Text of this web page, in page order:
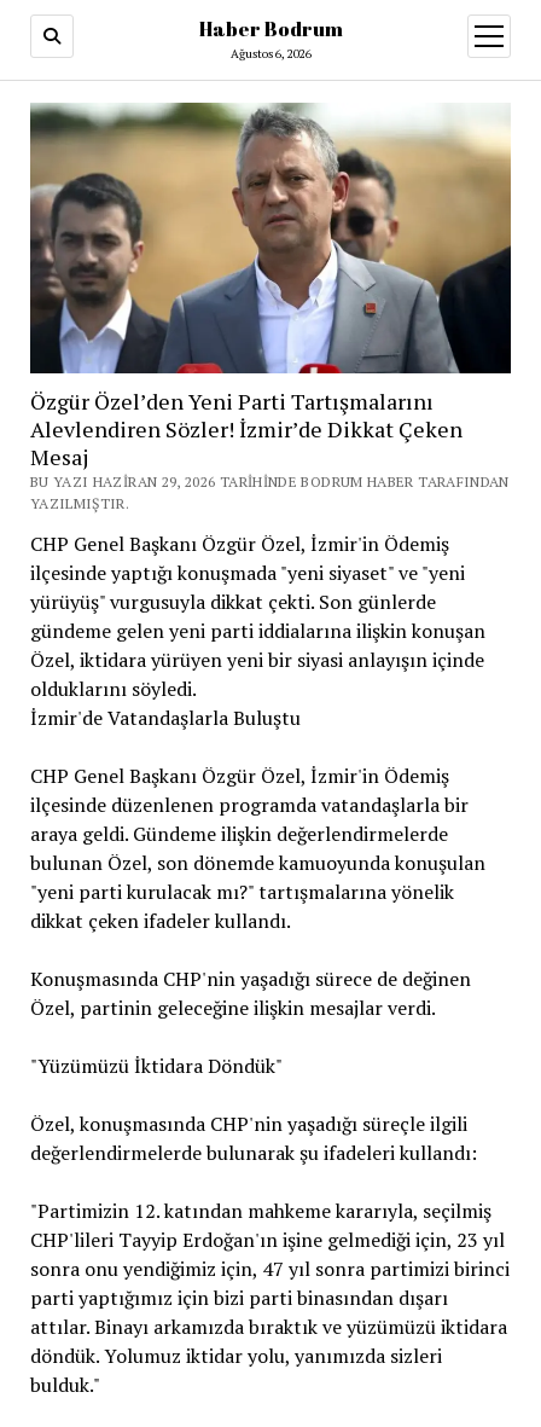
Haber Bodrum
Ağustos 6, 2026
aç
Özgür Özel’den Yeni Parti Tartışmalarını
Alevlendiren Sözler! İzmir’de Dikkat Çeken
Mesaj
BU YAZI HAZIRAN 29, 2026 TARIHINDE BODRUM HABER TARAFINDAN
YAZILMIŞTIR.
CHP Genel Başkanı Özgür Özel, İzmir'in Ödemiş
ilçesinde yaptığı konuşmada "yeni siyaset" ve "yeni
yürüyüş" vurgusuyla dikkat çekti. Son günlerde
gündeme gelen yeni parti iddialarına ilişkin konuşan
Özel, iktidara yürüyen yeni bir siyasi anlayışın içinde
olduklarını söyledi.
İzmir'de Vatandaşlarla Buluştu
CHP Genel Başkanı Özgür Özel, İzmir'in Ödemiş
ilçesinde düzenlenen programda vatandaşlarla bir
araya geldi. Gündeme ilişkin değerlendirmelerde
bulunan Özel, son dönemde kamuoyunda konuşulan
"yeni parti kurulacak mı?" tartışmalarına yönelik
dikkat çeken ifadeler kullandı.
Konuşmasında CHP'nin yaşadığı sürece de değinen
Özel, partinin geleceğine ilişkin mesajlar verdi.
"Yüzümüzü İktidara Döndük"
Özel, konuşmasında CHP'nin yaşadığı süreçle ilgili
değerlendirmelerde bulunarak şu ifadeleri kullandı:
"Partimizin 12. katından mahkeme kararıyla, seçilmiş
CHP'lileri Tayyip Erdoğan'ın işine gelmediği için, 23 yıl
sonra onu yendiğimiz için, 47 yıl sonra partimizi birinci
parti yaptığımız için bizi parti binasından dışarı
attılar. Binayı arkamızda bıraktık ve yüzümüzü iktidara
döndük. Yolumuz iktidar yolu, yanımızda sizleri
bulduk."